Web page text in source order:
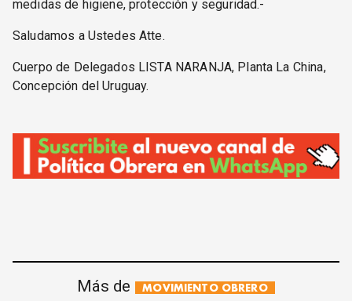
medidas de higiene, protección y seguridad.-
Saludamos a Ustedes Atte.
Cuerpo de Delegados LISTA NARANJA, Planta La China,
Concepción del Uruguay.
Más de MOVIMIENTO OBRERO